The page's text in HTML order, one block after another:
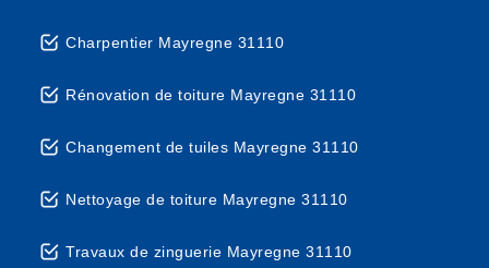
Charpentier Mayregne 31110
Rénovation de toiture Mayregne 31110
Changement de tuiles Mayregne 31110
Nettoyage de toiture Mayregne 31110
Travaux de zinguerie Mayregne 31110